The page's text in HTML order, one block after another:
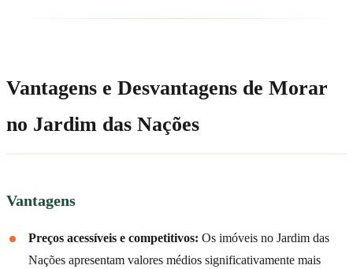
Vantagens e Desvantagens de Morar
no Jardim das Nações
Vantagens
Preços acessíveis e competitivos: Os imóveis no Jardim das
Nações apresentam valores médios significativamente mais